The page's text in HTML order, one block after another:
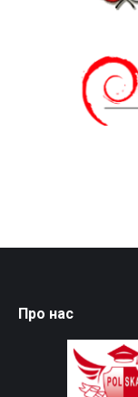
Про нас